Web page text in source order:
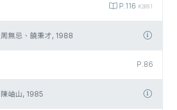
P.116 #2081
周無忌、饒秉才, 1988
P.86
陳岫山, 1985